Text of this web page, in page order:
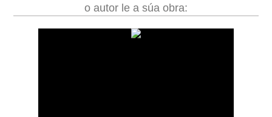
o autor le a súa obra: